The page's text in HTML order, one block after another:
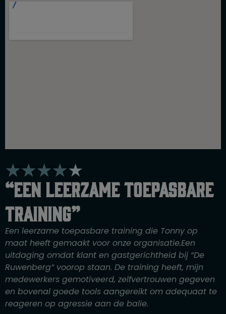
★★★★★
a
a
e
r
i
n
g
4
v
“Een leerzame toepasbare
training”
Een leerzame toepasbare training die Tonny op
maat heeft gemaakt voor onze organisatie.Een
uitdaging omdat klant en gastgerichtheid bij “De
Ruwenberg” voorop staan. De training heeft, mijn
medewerkers gemotiveerd, zelfvertrouwen gegeven
en bovenal goede tools aangereikt om adequaat te
reageren op agressie aan de balie.